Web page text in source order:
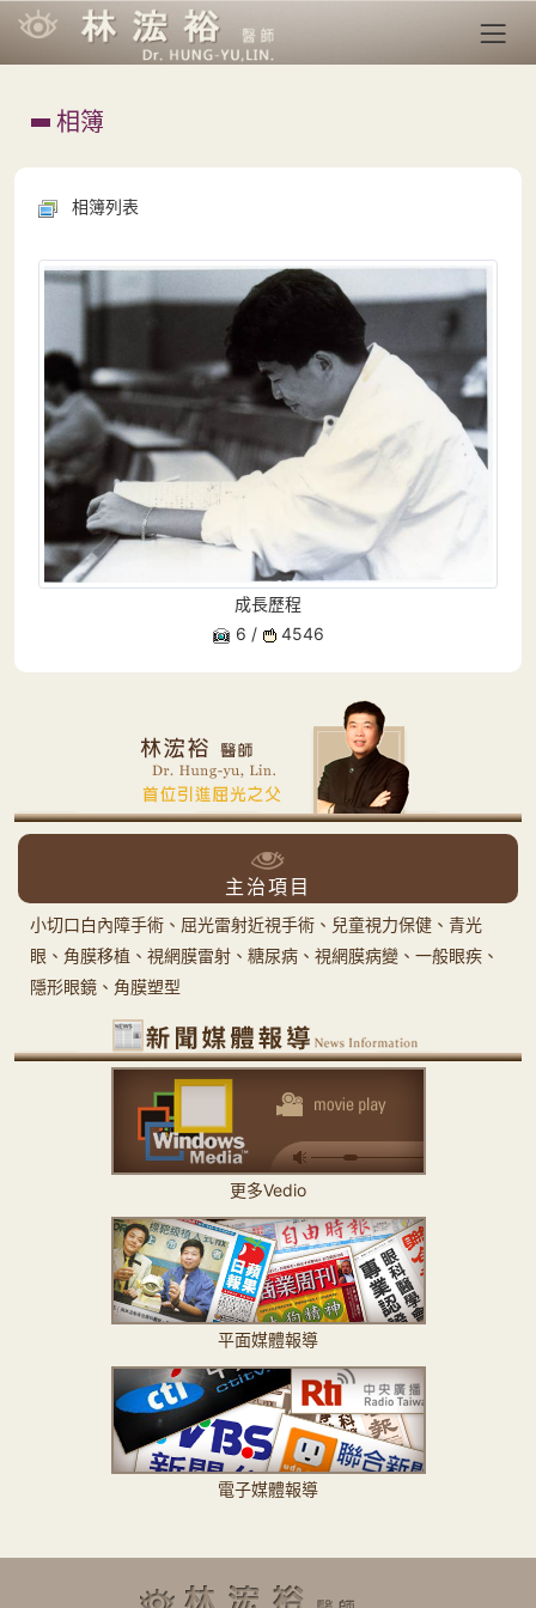
相簿
相簿列表
成長歷程
6 /
4546
主治項目
小切口白內障手術、屈光雷射近視手術、兒童視力保健、青光
眼、角膜移植、視網膜雷射、糖尿病、視網膜病變、一般眼疾、
隱形眼鏡、角膜塑型
更多Vedio
平面媒體報導
電子媒體報導